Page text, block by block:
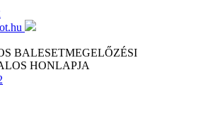
BALESETMEGELŐZÉSI
HONLAPJA